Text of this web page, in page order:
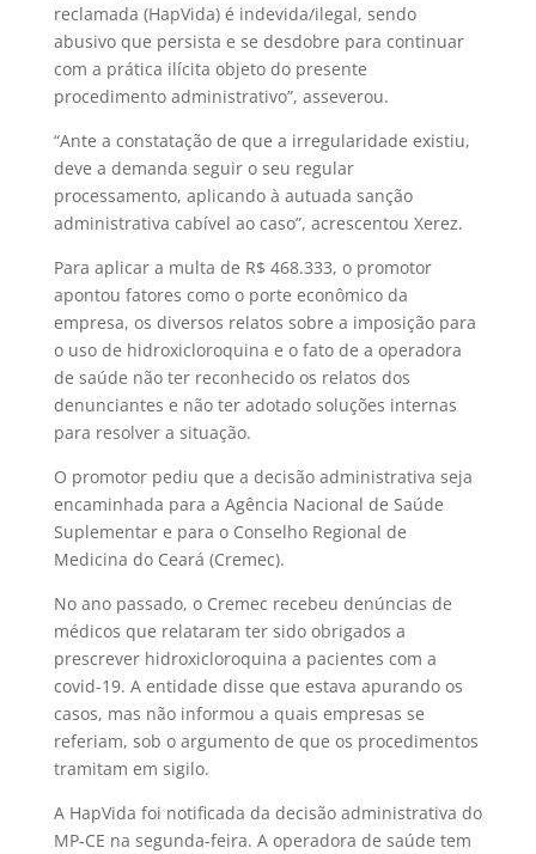
reclamada (HapVida) é indevida/ilegal, sendo
abusivo que persista e se desdobre para continuar
com a prática ilícita objeto do presente
procedimento administrativo”, asseverou.
“Ante a constatação de que a irregularidade existiu,
deve a demanda seguir o seu regular
processamento, aplicando à autuada sanção
administrativa cabível ao caso”, acrescentou Xerez.
Para aplicar a multa de R$ 468.333, o promotor
apontou fatores como o porte econômico da
empresa, os diversos relatos sobre a imposição para
o uso de hidroxicloroquina e o fato de a operadora
de saúde não ter reconhecido os relatos dos
denunciantes e não ter adotado soluções internas
para resolver a situação.
O promotor pediu que a decisão administrativa seja
encaminhada para a Agência Nacional de Saúde
Suplementar e para o Conselho Regional de
Medicina do Ceará (Cremec).
No ano passado, o Cremec recebeu denúncias de
médicos que relataram ter sido obrigados a
prescrever hidroxicloroquina a pacientes com a
covid-19. A entidade disse que estava apurando os
casos, mas não informou a quais empresas se
referiam, sob o argumento de que os procedimentos
tramitam em sigilo.
A HapVida foi notificada da decisão administrativa do
MP-CE na segunda-feira. A operadora de saúde tem